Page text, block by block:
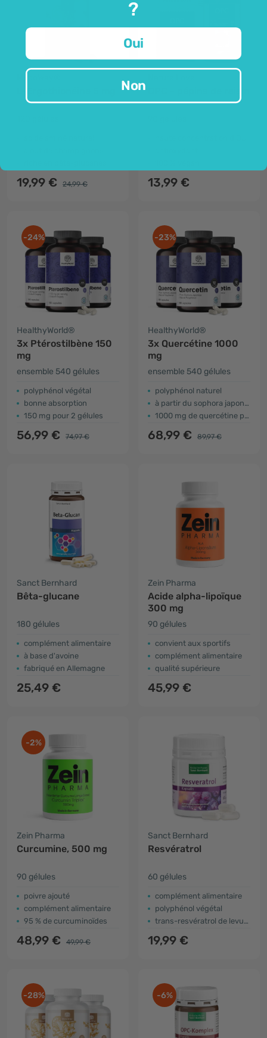
19,99 € 24,99 € 13,99 €
-24%
HealthyWorld®
3x Ptérostilbène 150
mg
ensemble 540 gélules
polyphénol végétal
bonne absorption
150 mg pour 2 gélules
56,99 € 74,97 €
-23%
HealthyWorld®
3x Quercétine 1000
mg
ensemble 540 gélules
polyphénol naturel
à partir du sophora japonais
1000 mg de quercétine pour 2 gélules
68,99 € 89,97 €
Sanct Bernhard
Bêta-glucane
180 gélules
complément alimentaire
à base d'avoine
fabriqué en Allemagne
25,49 €
Zein Pharma
Acide alpha-lipoïque
300 mg
90 gélules
convient aux sportifs
complément alimentaire
qualité supérieure
45,99 €
-2%
Zein Pharma
Curcumine, 500 mg
90 gélules
poivre ajouté
complément alimentaire
95 % de curcuminoïdes
48,99 € 49,99 €
Sanct Bernhard
Resvératrol
60 gélules
complément alimentaire
polyphénol végétal
trans-resvératrol de levure
19,99 €
-28% -6%
?
Oui
Non